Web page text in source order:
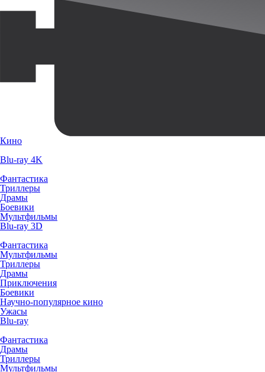
Кино
Blu-ray 4K
Фантастика
Триллеры
Драмы
Боевики
Мультфильмы
Blu-ray 3D
Фантастика
Мультфильмы
Триллеры
Драмы
Приключения
Боевики
Научно-популярное кино
Ужасы
Blu-ray
Фантастика
Драмы
Триллеры
Мультфильмы